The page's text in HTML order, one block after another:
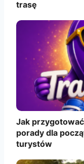
trasę
Jak
porady dla
turystów